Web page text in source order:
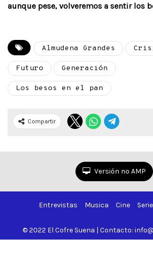
aunque pese, volveremos a sentir los
Almudena Grandes
Futuro Generación
Los besos en el pan
Compartir
Versión no AMP
Entrevistas Musica Cine
© 2022 El Cofre Suena | Contacto: